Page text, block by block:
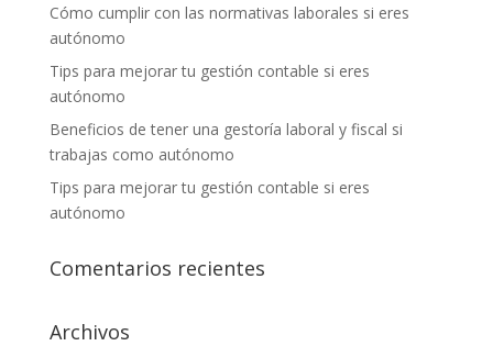
Cómo cumplir con las normativas laborales si eres
autónomo
Tips para mejorar tu gestión contable si eres
autónomo
Beneficios de tener una gestoría laboral y fiscal si
trabajas como autónomo
Tips para mejorar tu gestión contable si eres
autónomo
Comentarios recientes
Archivos